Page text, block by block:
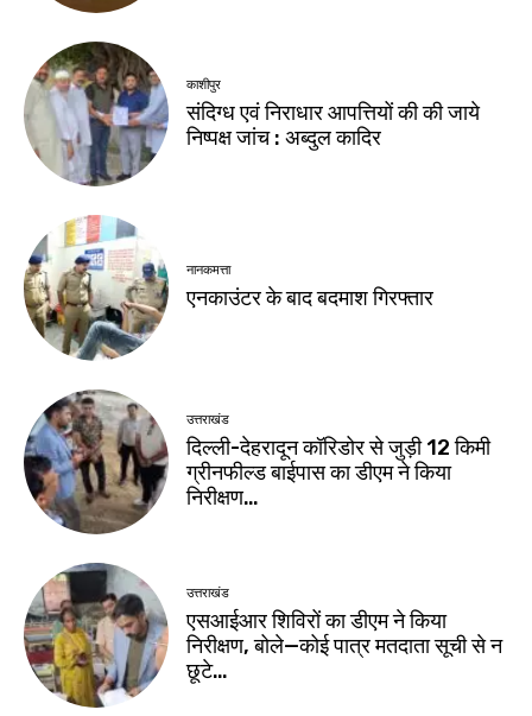
काशीपुर
संदिग्ध एवं निराधार आपत्तियों की की जाये
निष्पक्ष जांच : अब्दुल कादिर
नानकमत्ता
एनकाउंटर के बाद बदमाश गिरफ्तार
उत्तराखंड
दिल्ली-देहरादून कॉरिडोर से जुड़ी 12 किमी
ग्रीनफील्ड बाईपास का डीएम ने किया
निरीक्षण…
उत्तराखंड
एसआईआर शिविरों का डीएम ने किया
निरीक्षण, बोले—कोई पात्र मतदाता सूची से न
छूटे…